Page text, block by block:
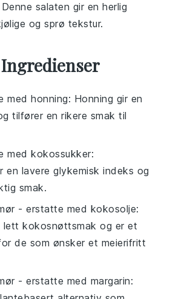
salaten gir en herlig
og sprø tekstur.
medhonning: Honning gir en
tilfører en rikere smak til
medkokossukker:
en lavere glykemisk indeks og
smak.
- erstatte med kokosolje:
lett kokosnøttsmak og er et
de som ønsker et meierifritt
- erstatte med margarin: